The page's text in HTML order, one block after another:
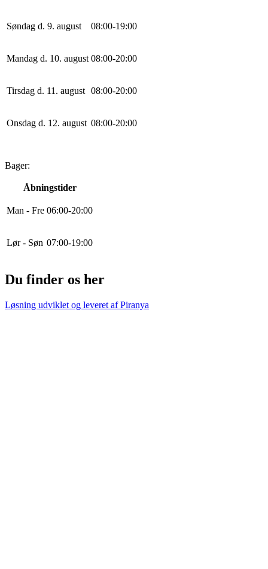
Søndag d. 9. august 08:00-19:00
Mandag d. 10. august 08:00-20:00
Tirsdag d. 11. august 08:00-20:00
Onsdag d. 12. august 08:00-20:00
Bager:
Åbningstider
Man - Fre 06:00-20:00
Lør - Søn 07:00-19:00
Du finder os her
Løsning udviklet og leveret afPiranya